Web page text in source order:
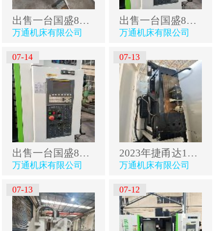
出售一台国盛855数控铣【可以加刀库】，两线一硬床身.
万通机床有限公司
出售一台国盛855数控铣，两线一硬床身，发那科系统，.
万通机床有限公司
07-14
出售一台国盛855数控铣，两线一硬床身，发那科系统，.
万通机床有限公司
07-13
2023年捷甬达1814粗框机卧铣超重型床身，全防护，三轴.
万通机床有限公司
07-13 07-12